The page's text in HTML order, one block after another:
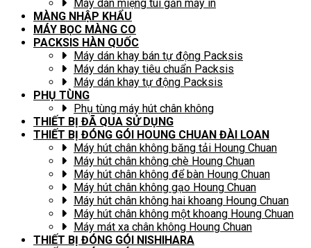
Máy dán miệng túi gắn máy in
MÀNG NHẬP KHẨU
MÁY BỌC MÀNG CO
PACKSIS HÀN QUỐC
Máy dán khay bán tự động Packsis
Máy dán khay tiêu chuẩn Packsis
Máy dán khay tự động Packsis
PHỤ TÙNG
Phụ tùng máy hút chân không
THIẾT BỊ ĐÃ QUA SỬ DỤNG
THIẾT BỊ ĐÓNG GÓI HOUNG CHUAN ĐÀI LOAN
Máy hút chân không băng tải Houng Chuan
Máy hút chân không chè Houng Chuan
Máy hút chân không để bàn Houng Chuan
Máy hút chân không gạo Houng Chuan
Máy hút chân không hai khoang Houng Chuan
Máy hút chân không một khoang Houng Chuan
Máy mát xa chân không Houng Chuan
THIẾT BỊ ĐÓNG GÓI NISHIHARA